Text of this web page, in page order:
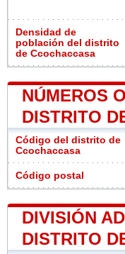
Densidad de
población del distrito
de Ccochaccasa
NÚMEROS
DISTRITO
Código del distrito de
Ccochaccasa
Código postal
DIVISIÓN
DISTRITO